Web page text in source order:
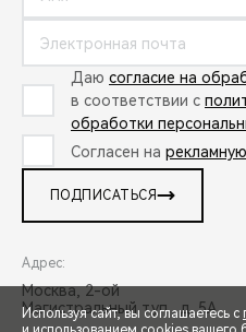
Даю согласие на
в соответствии с
обработки
Согласен на
ПОДПИСАТЬСЯ
Адрес:
Москва, 2-ой
Магистральный туп., д. 5А
Используя сайт, вы соглашаетесь с